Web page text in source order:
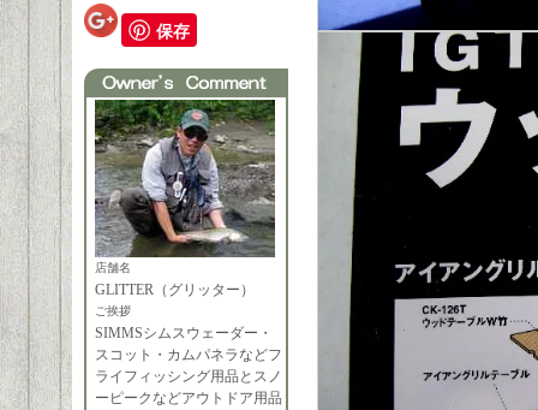
保存
店舗名
GLITTER（グリッター）
ご挨拶
SIMMSシムスウェーダー・
スコット・カムパネラなどフ
ライフィッシング用品とスノ
ーピークなどアウトドア用品